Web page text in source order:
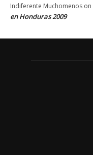
Indiferente Muchomenos on
en Honduras 2009